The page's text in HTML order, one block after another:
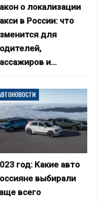
о локализации
в России: что
для
и…
год: Какие авто
выбирали
всего